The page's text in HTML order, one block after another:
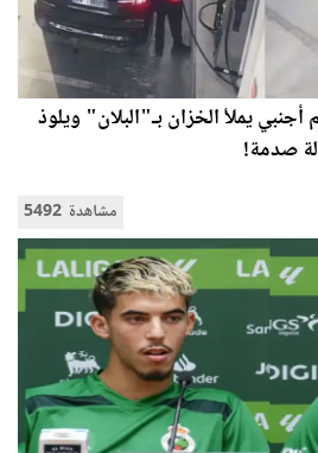
يملأ الخزان بـ"البلان" ويلوذ
صدمة!
5492 مشاهدة